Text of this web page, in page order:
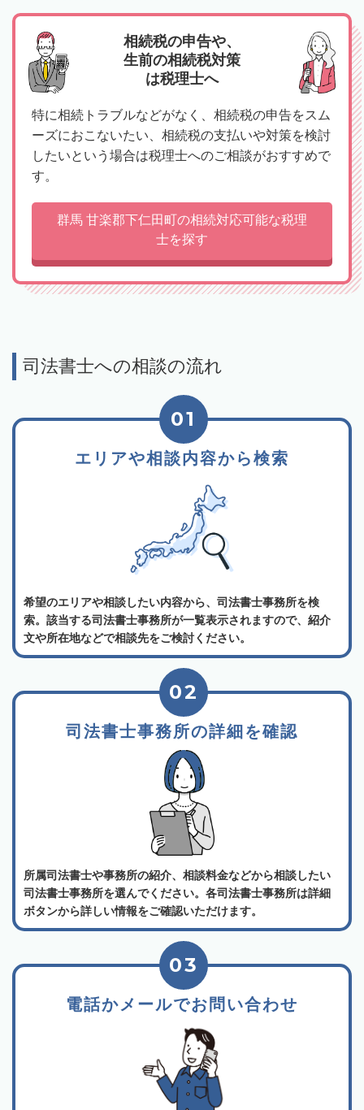
相続税の申告や、
生前の相続税対策
は税理士へ
特に相続トラブルなどがなく、相続税の申告をスム
ーズにおこないたい、相続税の支払いや対策を検討
したいという場合は税理士へのご相談がおすすめで
す。
群馬 甘楽郡下仁田町の相続対応可能な税理
士を探す
司法書士への相談の流れ
エリアや相談内容から検索
01
希望のエリアや相談したい内容から、司法書士事務所を検
索。該当する司法書士事務所が一覧表示されますので、紹介
文や所在地などで相談先をご検討ください。
司法書士事務所の詳細を確認
02
所属司法書士や事務所の紹介、相談料金などから相談したい
司法書士事務所を選んでください。各司法書士事務所は詳細
ボタンから詳しい情報をご確認いただけます。
電話かメールでお問い合わせ
03